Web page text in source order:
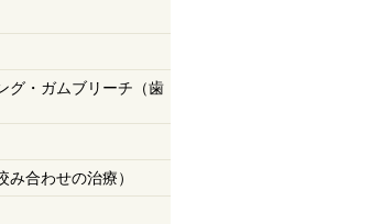
グ・ガムブリーチ（歯
み合わせの治療）